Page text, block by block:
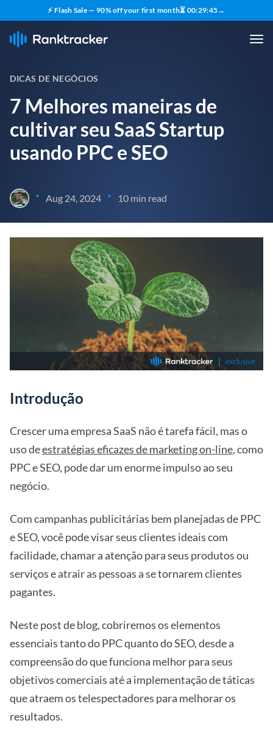
⚡ Flash Sale — 90% off your first month⏳ 00:29:44→
DICAS DE NEGÓCIOS
7 Melhores maneiras de
cultivar seu SaaS Startup
usando PPC e SEO
• Aug 24, 2024 • 10 min read
Introdução
Crescer uma empresa SaaS não é tarefa fácil, mas o
uso deestratégias eficazes de marketing on-line, como
PPC e SEO, pode dar um enorme impulso ao seu
negócio.
Com campanhas publicitárias bem planejadas de PPC
e SEO, você pode visar seus clientes ideais com
facilidade, chamar a atenção para seus produtos ou
serviços e atrair as pessoas a se tornarem clientes
pagantes.
Neste post de blog, cobriremos os elementos
essenciais tanto do PPC quanto do SEO, desde a
compreensão do que funciona melhor para seus
objetivos comerciais até a implementação de táticas
que atraem os telespectadores para melhorar os
resultados.